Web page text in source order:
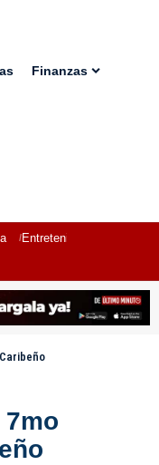
Finanzas
Entretenimiento
7mo